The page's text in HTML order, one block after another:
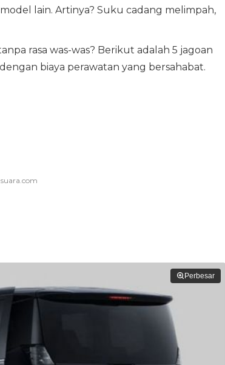
lain. Artinya? Suku cadang melimpah,
rasa was-was? Berikut adalah 5 jagoan
biaya perawatan yang bersahabat.
Perbesar